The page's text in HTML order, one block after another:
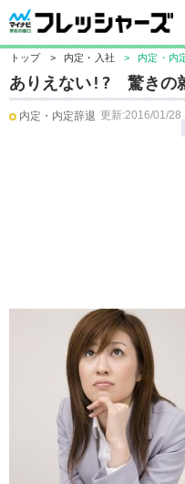
トップ > 内定・入社 > 内定・内
ありえない!? 驚きの
内定・内定辞退 更新:2016/01/28